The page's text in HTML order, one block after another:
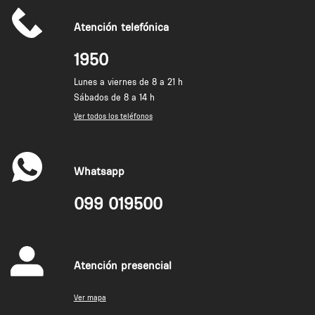
Atención telefónica
1950
Lunes a viernes de 8 a 21 h
Sábados de 8 a 14 h
Ver todos los teléfonos
Whatsapp
099 019500
Atención presencial
Ver mapa